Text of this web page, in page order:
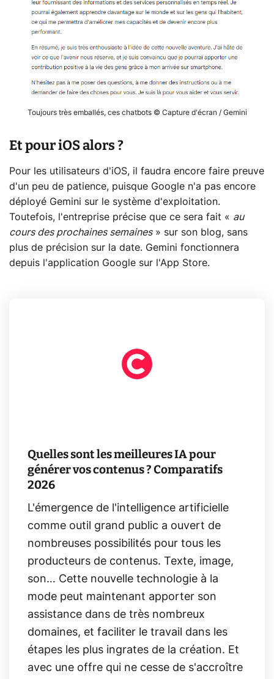
Toujours très emballés, ces chatbots © Capture d'écran / Gemini
Et pour iOS alors ?
Pour les utilisateurs d'iOS, il faudra encore faire preuve
d'un peu de patience, puisque Google n'a pas encore
déployé Gemini sur le système d'exploitation.
Toutefois, l'entreprise précise que ce sera fait « au
cours des prochaines semaines» sur son blog, sans
plus de précision sur la date. Gemini fonctionnera
depuis l'application Google sur l'App Store.
Quelles sont les meilleures IA pour
générer vos contenus ? Comparatifs
2026
L'émergence de l'intelligence artificielle
comme outil grand public a ouvert de
nombreuses possibilités pour tous les
producteurs de contenus. Texte, image,
son… Cette nouvelle technologie à la
mode peut maintenant apporter son
assistance dans de très nombreux
domaines, et faciliter le travail dans les
étapes les plus ingrates de la création. Et
avec une offre qui ne cesse de s'accroître